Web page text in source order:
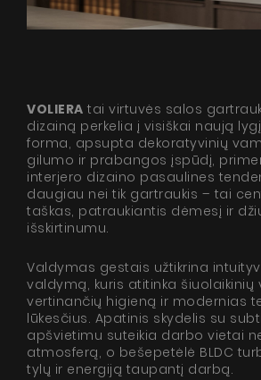
VOLIERA tai virtuvės salos
dizainą perkelia į visiškai naują
forma, apsupta dekoratyvinių
gilumo ir prabangos įspūdį,
interjero dizaino pasaulines
daugiau nei tik gartraukis – tai
taškas, patraukiantis dėmesį ir
išskirtinumu.
Valdymas gestais užtikrina
valdymą, kuris atitinka šiuolaikinių
vertinančių higieną ir modernias
lūkesčius. Apatinis skydelis su
apšvietimu suteikia darbo vietai
atmosferą, o bešepetėlė BLDC
tylų ir energiją taupantį darbą.